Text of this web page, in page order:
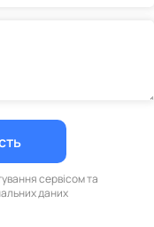
сервісом та
даних